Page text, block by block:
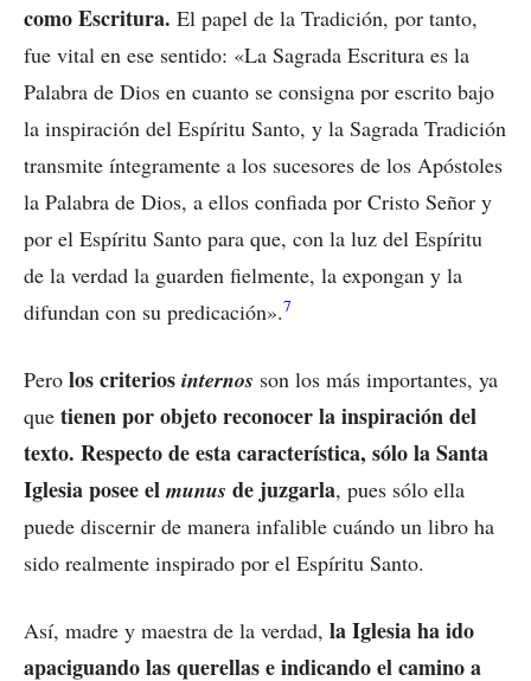
como Escritura. El papel de la Tradición, por tanto,
fue vital en ese sentido: «La Sagrada Escritura es la
Palabra de Dios en cuanto se consigna por escrito bajo
la inspiración del Espíritu Santo, y la Sagrada Tradición
transmite íntegramente a los sucesores de los Apóstoles
la Palabra de Dios, a ellos confiada por Cristo Señor y
por el Espíritu Santo para que, con la luz del Espíritu
de la verdad la guarden fielmente, la expongan y la
difundan con su predicación».7
Pero los criterios internos son los más importantes, ya
que tienen por objeto reconocer la inspiración del
texto. Respecto de esta característica, sólo la Santa
Iglesia posee el munus de juzgarla, pues sólo ella
puede discernir de manera infalible cuándo un libro ha
sido realmente inspirado por el Espíritu Santo.
Así, madre y maestra de la verdad, la Iglesia ha ido
apaciguando las querellas e indicando el camino a